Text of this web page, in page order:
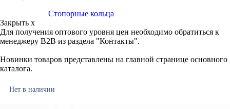
Стопорные кольца
Закрыть x
Для получения оптового уровня цен необходимо обратиться к
менеджеру B2B из раздела "Контакты".
Новинки товаров представлены на главной странице основного
каталога.
Нет в наличии